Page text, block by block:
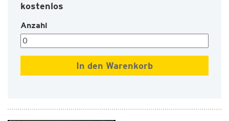
kostenlos
Anzahl